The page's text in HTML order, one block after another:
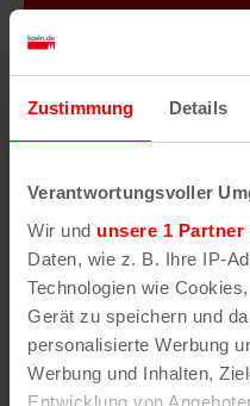
Zustimmung Details
Verantwortungsvoller
Wir und unsere 1 Partner
Daten, wie z. B. Ihre IP-
Technologien wie
Gerät zu speichern und
personalisierte Werbung
Werbung und Inhalten,
Entwicklung von
Darstellung des RVR-
erhältst Du unsere
weiteren Details wie
Unser Stadtplan
OpenStreetMap
-
Mitwirkende
) und von